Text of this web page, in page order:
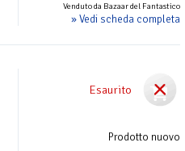
Venduto da Bazaar del Fantastico
» Vedi scheda completa
Esaurito
Prodotto nuovo